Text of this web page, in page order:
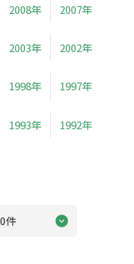
2008年 2007年
2003年 2002年
1998年 1997年
1993年 1992年